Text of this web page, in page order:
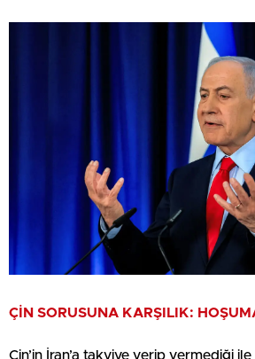
ÇİN SORUSUNA KARŞILIK:
Çin’in İran’a takviye verip vermediği